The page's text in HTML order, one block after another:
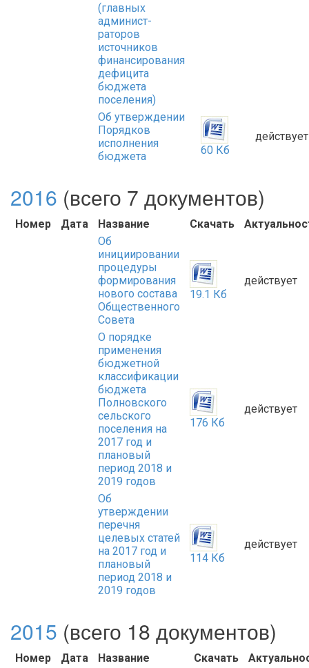
(главных
админист-
раторов
источников
финансирования
дефицита
бюджета
поселения)
Об утверждении
Порядков
исполнения
бюджета
60 Кб
действует
2016 (всего 7 документов)
Номер Дата Название Скачать
Об
инициировании
процедуры
формирования
нового состава
Общественного
Совета
19.1 Кб
действует
О порядке
применения
бюджетной
классификации
бюджета
Полновского
сельского
поселения на
2017 год и
плановый
период 2018 и
2019 годов
176 Кб
действует
Об
утверждении
перечня
целевых статей
на 2017 год и
плановый
период 2018 и
2019 годов
114 Кб
действует
2015 (всего 18 документов)
Номер Дата Название Скачать